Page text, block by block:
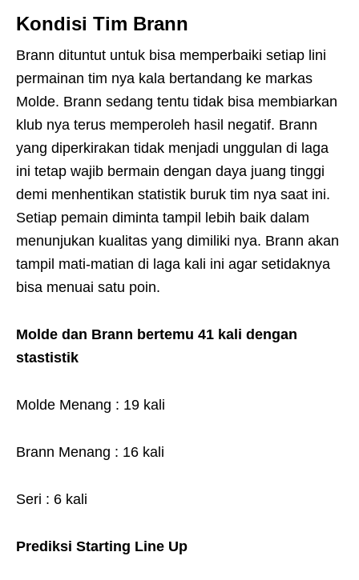
Kondisi Tim Brann
Brann dituntut untuk bisa memperbaiki setiap lini
permainan tim nya kala bertandang ke markas
Molde. Brann sedang tentu tidak bisa membiarkan
klub nya terus memperoleh hasil negatif. Brann
yang diperkirakan tidak menjadi unggulan di laga
ini tetap wajib bermain dengan daya juang tinggi
demi menhentikan statistik buruk tim nya saat ini.
Setiap pemain diminta tampil lebih baik dalam
menunjukan kualitas yang dimiliki nya. Brann akan
tampil mati-matian di laga kali ini agar setidaknya
bisa menuai satu poin.
Molde dan Brann bertemu 41 kali dengan
stastistik
Molde Menang : 19 kali
Brann Menang : 16 kali
Seri : 6 kali
Prediksi Starting Line Up